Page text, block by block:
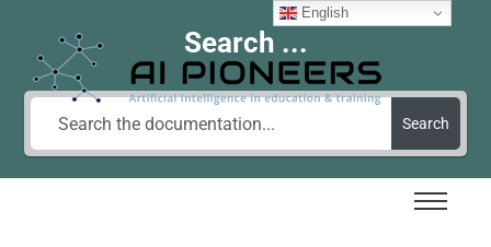
Search ...
Search
English